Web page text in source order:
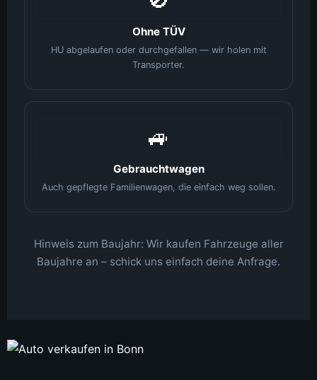
Ohne TÜV
HU abgelaufen oder durchgefallen — wir holen mit
Transporter.
🚙
Gebrauchtwagen
Auch gepflegte Familienwagen, die einfach weg sollen.
Hinweis zum Baujahr: Wir kaufen Fahrzeuge aller
Baujahre an – schick uns einfach deine Anfrage.